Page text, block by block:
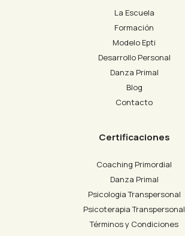
La Escuela
Formación
Modelo Epti
Desarrollo Personal
Danza Primal
Blog
Contacto
Certificaciones
Coaching Primordial
Danza Primal
Psicologia Transpersonal
Psicoterapia Transpersonal
Términos y Condiciones